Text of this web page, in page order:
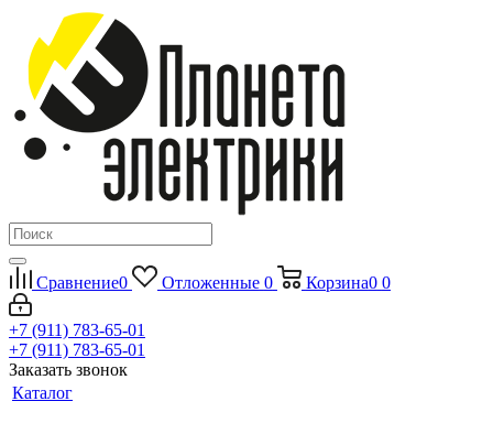
Сравнение0 Отложенные 0 Корзина0 0
+7 (911) 783-65-01
+7 (911) 783-65-01
Заказать звонок
Каталог